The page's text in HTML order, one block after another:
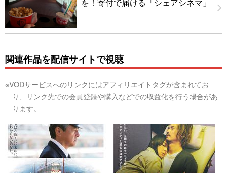
を！寄付で届ける「シェアシネマ」
関連作品を配信サイトで視聴
※VODサービスへのリンクにはアフィリエイトタグが含まれてお
り、リンク先での会員登録や購入などでの収益化を行う場合があ
ります。